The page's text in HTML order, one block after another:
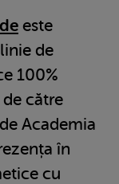
este
de
100%
către
Academia
în
cu